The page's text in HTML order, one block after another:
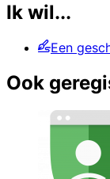
Ik wil...
Een
Ook